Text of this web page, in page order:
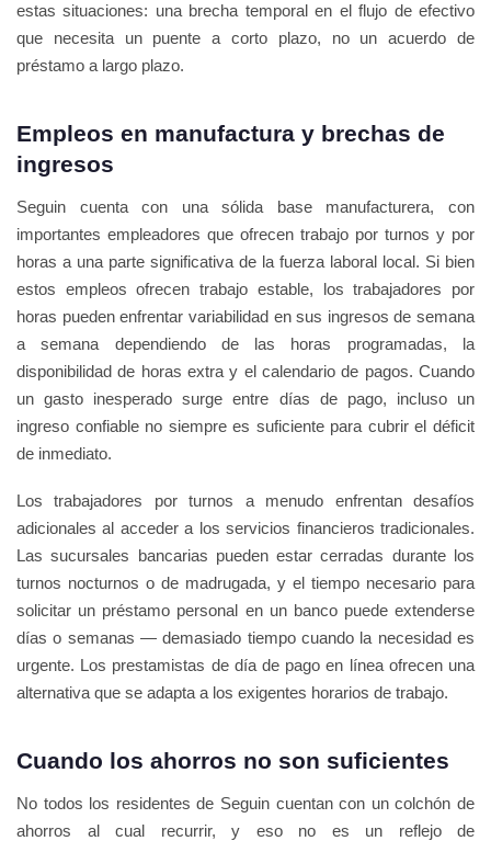
estas situaciones: una brecha temporal en el flujo de efectivo
que necesita un puente a corto plazo, no un acuerdo de
préstamo a largo plazo.
Empleos en manufactura y brechas de
ingresos
Seguin cuenta con una sólida base manufacturera, con
importantes empleadores que ofrecen trabajo por turnos y por
horas a una parte significativa de la fuerza laboral local. Si bien
estos empleos ofrecen trabajo estable, los trabajadores por
horas pueden enfrentar variabilidad en sus ingresos de semana
a semana dependiendo de las horas programadas, la
disponibilidad de horas extra y el calendario de pagos. Cuando
un gasto inesperado surge entre días de pago, incluso un
ingreso confiable no siempre es suficiente para cubrir el déficit
de inmediato.
Los trabajadores por turnos a menudo enfrentan desafíos
adicionales al acceder a los servicios financieros tradicionales.
Las sucursales bancarias pueden estar cerradas durante los
turnos nocturnos o de madrugada, y el tiempo necesario para
solicitar un préstamo personal en un banco puede extenderse
días o semanas — demasiado tiempo cuando la necesidad es
urgente. Los prestamistas de día de pago en línea ofrecen una
alternativa que se adapta a los exigentes horarios de trabajo.
Cuando los ahorros no son suficientes
No todos los residentes de Seguin cuentan con un colchón de
ahorros al cual recurrir, y eso no es un reflejo de